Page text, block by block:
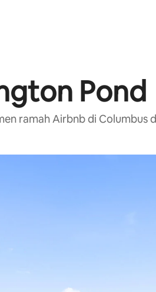
Pond
ramah Airbnb di Columbus